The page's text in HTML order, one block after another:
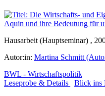
Hausarbeit (Hauptseminar) ,
Autor:in: Martina Schmitt
BWL - Wirtschaftspolitik
Leseprobe & Details
Blick ins